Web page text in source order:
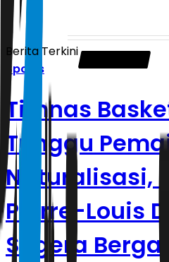
Berita Terkini
Sports
Timnas
Tunggu
Naturalisasi,
Pierre-Louis
Segera